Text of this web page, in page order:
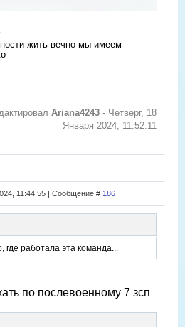
жить вечно мы имеем
Ariana4243 - Четверг, 18
Января 2024, 11:52:11
11:44:55 | Сообщение # 186
работала эта команда...
по послевоенному 7 зсп